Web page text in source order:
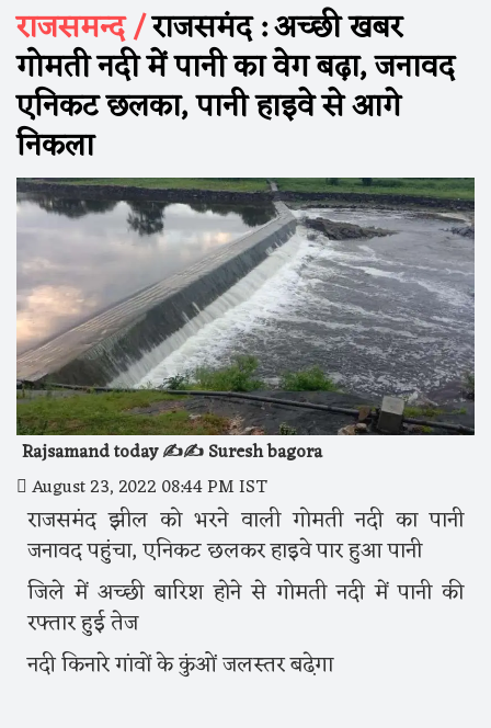
राजसमन्द /राजसमंद : अच्छी खबर
गोमती नदी में पानी का वेग बढ़ा, जनावद
एनिकट छलका, पानी हाइवे से आगे
निकला
Rajsamand today ✍️✍️ Suresh bagora
August 23, 2022 08:44 PM IST
राजसमंद झील को भरने वाली गोमती नदी का पानी
जनावद पहुंचा, एनिकट छलकर हाइवे पार हुआ पानी
जिले में अच्छी बारिश होने से गोमती नदी में पानी की
रफ्तार हुई तेज
नदी किनारे गांवों के कुंओं जलस्तर बढे़गा